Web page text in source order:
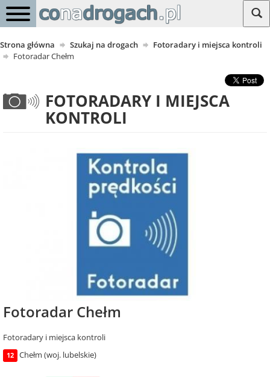
Strona główna Szukaj na drogach
Fotoradary i miejsca kontroli
Fotoradar Chełm
FOTORADARY I MIEJSCA
KONTROLI
Fotoradar Chełm
Fotoradary i miejsca kontroli
12 Chełm (woj. lubelskie)